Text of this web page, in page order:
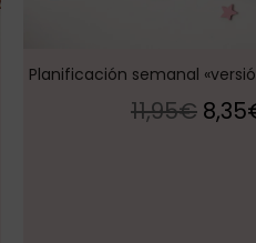
Planificación semanal
11,95€ 8,35